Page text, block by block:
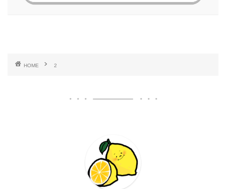
HOME 2